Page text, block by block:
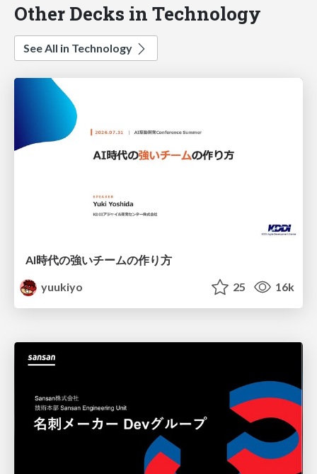
Other Decks in Technology
See All in Technology
AI時代の強いチームの作り方
yuukiyo
25 16k